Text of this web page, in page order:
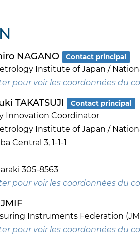
NAGANO Contact principal
Institute of Japan /
pour voir les coordonnées du
TAKATSUJI Contact principal
Innovation Coordinator
Institute of Japan /
Central 3, 1-1-1
305-8563
pour voir les coordonnées du
Instruments Federation
pour voir les coordonnées du